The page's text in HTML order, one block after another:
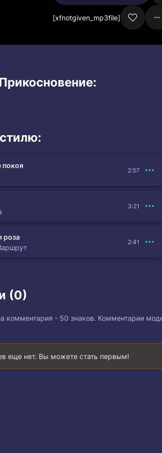
[xfnotgiven_mp3file]
покоя
2:57
3:21
роза
2:41
(0)
комментария - 50 знаков. Комментарии
еще нет. Вы можете стать первым!